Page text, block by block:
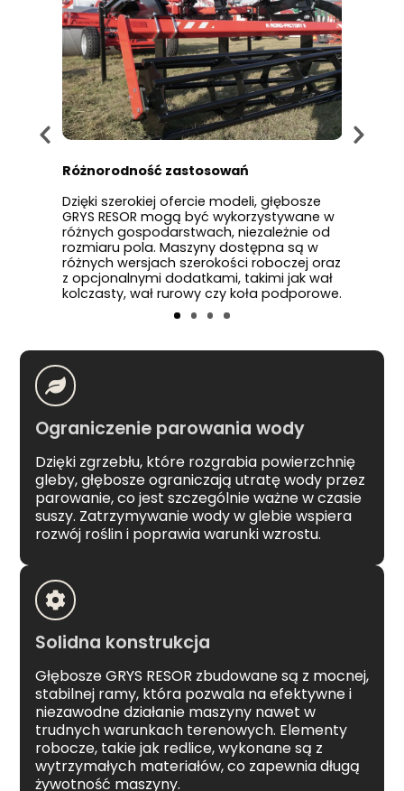
Różnorodność zastosowań
Dzięki szerokiej ofercie modeli, głębosze
GRYS RESOR mogą być wykorzystywane w
różnych gospodarstwach, niezależnie od
rozmiaru pola. Maszyny dostępna są w
różnych wersjach szerokości roboczej oraz
z opcjonalnymi dodatkami, takimi jak wał
kolczasty, wał rurowy czy koła podporowe.
Ograniczenie parowania wody
Dzięki zgrzebłu, które rozgrabia powierzchnię
gleby, głębosze ograniczają utratę wody przez
parowanie, co jest szczególnie ważne w czasie
suszy. Zatrzymywanie wody w glebie wspiera
rozwój roślin i poprawia warunki wzrostu.
Solidna konstrukcja
Głębosze GRYS RESOR zbudowane są z mocnej,
stabilnej ramy, która pozwala na efektywne i
niezawodne działanie maszyny nawet w
trudnych warunkach terenowych. Elementy
robocze, takie jak redlice, wykonane są z
wytrzymałych materiałów, co zapewnia długą
żywotność maszyny.